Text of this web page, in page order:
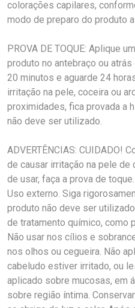
colorações capilares,
modo de preparo do produto
PROVA DE TOQUE: Aplique
produto no antebraço ou
20 minutos e aguarde 24
irritação na pele, coceira ou
proximidades, fica provada a
não deve ser utilizado.
ADVERTÊNCIAS: CUIDADO!
de causar irritação na pele
de usar, faça a prova de
Uso externo. Siga
produto não deve ser
de tratamento químico, como
Não usar nos cílios e
nos olhos ou cegueira. Não
cabeludo estiver irritado, ou
aplicado sobre mucosas, em
sobre região íntima.